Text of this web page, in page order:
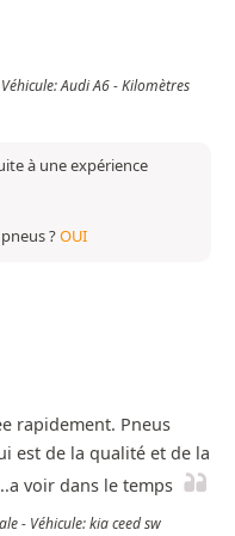
Audi A6 - Kilomètres
à une expérience
?OUI
rapidement. Pneus
est de la qualité et de la
voir dans le temps
- Véhicule: kia ceed sw